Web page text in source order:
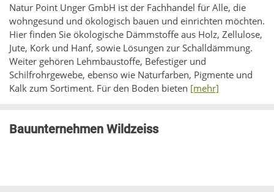
Natur Point Unger GmbH ist der Fachhandel für Alle, die
wohngesund und ökologisch bauen und einrichten möchten.
Hier finden Sie ökologische Dämmstoffe aus Holz, Zellulose,
Jute, Kork und Hanf, sowie Lösungen zur Schalldämmung.
Weiter gehören Lehmbaustoffe, Befestiger und
Schilfrohrgewebe, ebenso wie Naturfarben, Pigmente und
Kalk zum Sortiment. Für den Boden bieten [mehr]
Bauunternehmen Wildzeiss